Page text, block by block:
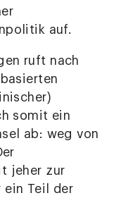
auf.
ruft nach
somit ein
ab: weg von
jeher zur
ein Teil der